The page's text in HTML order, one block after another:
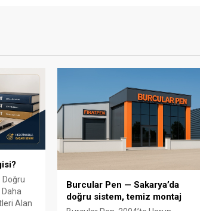
Doğru
Daha
Alan
Burcular Pen — Sakarya’da
doğru sistem, temiz montaj